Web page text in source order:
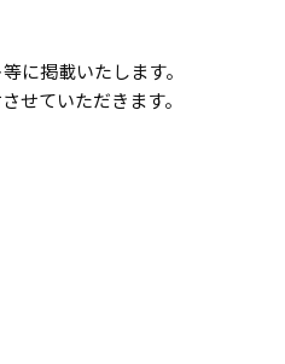
に掲載いたします。
せていただきます。